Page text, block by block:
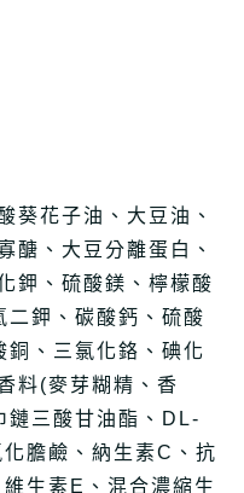
葵花子油、大豆油、
醣、大豆分離蛋白、
鉀、硫酸鎂、檸檬酸
二鉀、碳酸鈣、硫酸
銅、三氯化鉻、碘化
料(麥芽糊精、香
鏈三酸甘油酯、DL-
膽鹼、納生素C、抗
生素E、混合濃縮生